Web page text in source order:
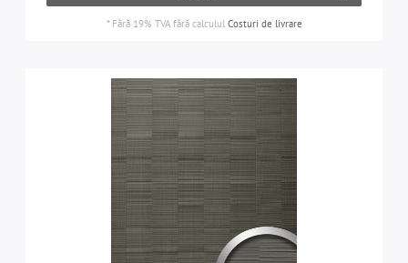
* Fără 19% TVAfără calculul Costuri de livrare